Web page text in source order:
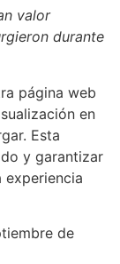
valor
durante
página web
en
Esta
y garantizar
experiencia
de